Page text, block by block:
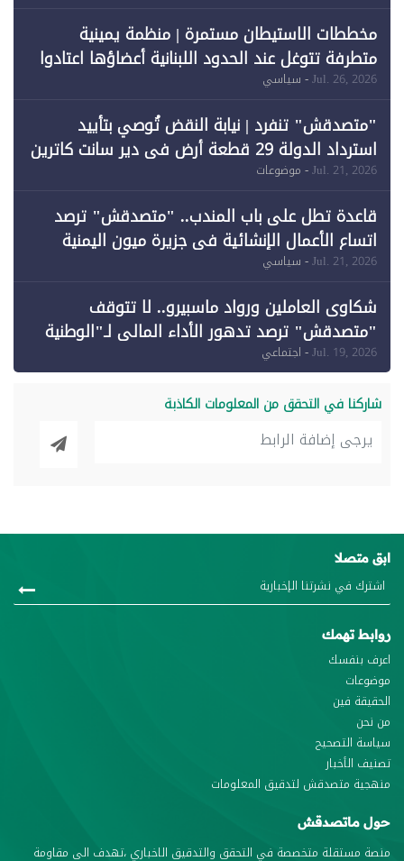
مخططات الاستيطان مستمرة | منظمة يمينية
متطرفة تتوغل عند الحدود اللبنانية أعضاؤها اعتادوا
خرق الحدود
Jul. 26, 2026- سياسي
"متصدقش" تنفرد | نيابة النقض تُوصي بتأييد
استرداد الدولة 29 قطعة أرض في دير سانت كاترين
وقبول طعن الحكومة جزئيًا (1)
Jul. 21, 2026- موضوعات
قاعدة تطل على باب المندب.. "متصدقش" ترصد
اتساع الأعمال الإنشائية في جزيرة ميون اليمنية
Jul. 21, 2026- سياسي
شكاوى العاملين ورواد ماسبيرو.. لا تتوقف
"متصدقش" ترصد تدهور الأداء المالي لـ"الوطنية
للإعلام"
Jul. 19, 2026- اجتماعي
شاركنا في التحقق من المعلومات الكاذبة
ابق متصلا
روابط تهمك
اعرف بنفسك
موضوعات
الحقيقة فين
من نحن
سياسة التصحيح
تصنيف الأخبار
منهجية متصدقش لتدقيق المعلومات
حول ماتصدقش
منصة مستقلة متخصصة في التحقق والتدقيق الاخباري ،تهدف الى مقاومة